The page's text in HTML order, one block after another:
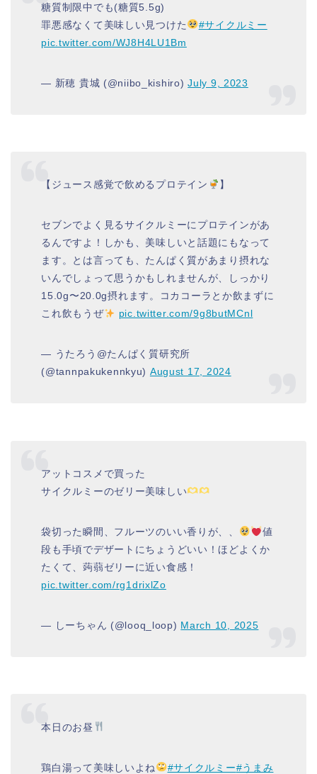
糖質制限中でも(糖質5.5g)
罪悪感なくて美味しい見つけた
#サイクルミー
pic.twitter.com/WJ8H4LU1Bm
— 新穂 貴城 (@niibo_kishiro)July 9, 2023
【ジュース感覚で飲めるプロテイン 】
セブンでよく見るサイクルミーにプロテインがあ
るんですよ！しかも、美味しいと話題にもなって
ます。とは言っても、たんぱく質があまり摂れな
いんでしょって思うかもしれませんが、しっかり
15.0g〜20.0g摂れます。コカコーラとか飲まずに
これ飲もうぜ
pic.twitter.com/9g8butMCnl
— うたろう@たんぱく質研究所
(@tannpakukennkyu) August 17, 2024
アットコスメで買った
サイクルミーのゼリー美味しい
袋切った瞬間、フルーツのいい香りが、、
値
段も手頃でデザートにちょうどいい！ほどよくか
たくて、蒟蒻ゼリーに近い食感！
pic.twitter.com/rg1drixlZo
— しーちゃん (@looq_loop) March 10, 2025
本日のお昼
鶏白湯って美味しいよね #サイクルミー#うまみ